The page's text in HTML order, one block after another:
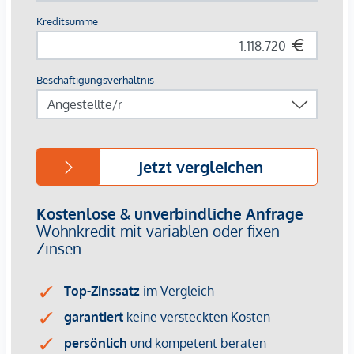
einenpersönlichen Beratungstermin
NACHHALTIGKEIT
Hier wird Nachhaltigkeit nicht nur versprochen, sondern
konsequent umgesetzt – von der ersten Planung bis zur
auf Ressourcenschonung entsteht ein Wohnraum, der mehr
bietet als nur gutes Design. Es geht um ein Zuhause, das
Lebensstil verbindet. Margaret steht für Wohnkonzepte, die
nachhaltigen Lebensraum schaffen, dabei aber nie den
Komfort aus den Augen verlieren. Auch hier setzt die
Energienutzung, eine lange Lebensdauer der Materialien
und der Fokus auf Umweltfreundlichkeit machen das Projekt
zu einem Vorreiter im urbanen Wohnbau. Bereits mit dem